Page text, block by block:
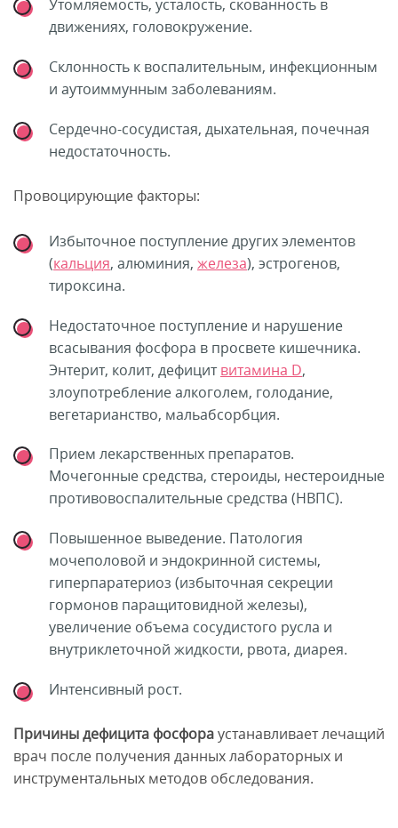
Утомляемость, усталость, скованность в
движениях, головокружение.
Склонность к воспалительным, инфекционным
и аутоиммунным заболеваниям.
Сердечно-сосудистая, дыхательная, почечная
недостаточность.
Провоцирующие факторы:
Избыточное поступление других элементов
(кальция, алюминия, железа), эстрогенов,
тироксина.
Недостаточное поступление и нарушение
всасывания фосфора в просвете кишечника.
Энтерит, колит, дефицитвитамина D,
злоупотребление алкоголем, голодание,
вегетарианство, мальабсорбция.
Прием лекарственных препаратов.
Мочегонные средства, стероиды, нестероидные
противовоспалительные средства (НВПС).
Повышенное выведение. Патология
мочеполовой и эндокринной системы,
гиперпаратериоз (избыточная секреции
гормонов паращитовидной железы),
увеличение объема сосудистого русла и
внутриклеточной жидкости, рвота, диарея.
Интенсивный рост.
Причины дефицита фосфораустанавливает лечащий
врач после получения данных лабораторных и
инструментальных методов обследования.